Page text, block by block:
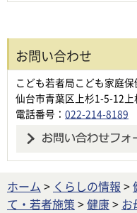
お問い合わせ
こども若者局こども家庭保
仙台市青葉区上杉1-5-12
電話番号： 022-214-8189
ホーム > くらしの情報 >
て・若者施策 >健康> お